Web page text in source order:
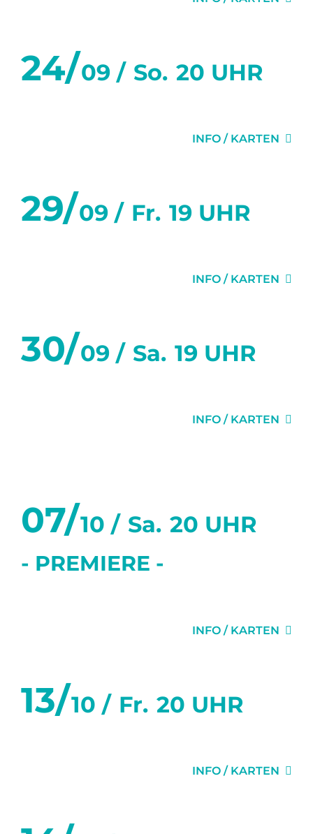
24/09 / So. 20 UHR
INFO / KARTEN
29/09 / Fr. 19 UHR
INFO / KARTEN
30/09 / Sa. 19 UHR
INFO / KARTEN
07/10 / Sa. 20 UHR
- PREMIERE -
INFO / KARTEN
13/10 / Fr. 20 UHR
INFO / KARTEN